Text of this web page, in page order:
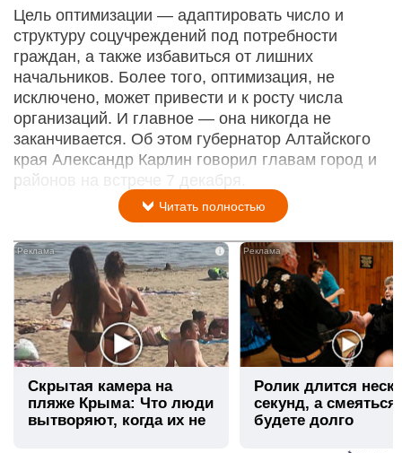
Цель оптимизации — адаптировать число и
структуру соцучреждений под потребности
граждан, а также избавиться от лишних
начальников. Более того, оптимизация, не
исключено, может привести и к росту числа
организаций. И главное — она никогда не
заканчивается. Об этом губернатор Алтайского
края Александр Карлин говорил главам город и
районов на встрече 7 декабря.
Читать полностью
i
Скрытая камера на
пляже Крыма: Что люди
вытворяют, когда их не
Ролик длится
секунд, а
будете долго